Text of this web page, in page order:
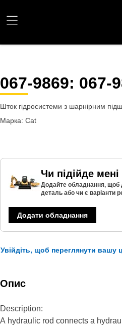
067-9869: 067-
Шток гідросистеми з шарнірним
Марка: Cat
Чи підійде
Додайте обладнання, щоб
деталь або чи є варіанти
Додати обладнання
Увійдіть, щоб переглянути вашу
Опис
Description:
A hydraulic rod connects a